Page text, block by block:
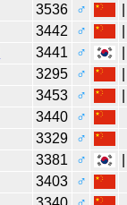
3536 ♂
3442 ♂
3441 ♂
3295 ♂
3453 ♂
3440
♂
3329
♂
3381 ♂
3403
♂